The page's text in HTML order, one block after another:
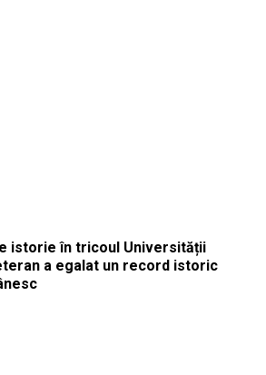
istorie în tricoul Universității
a egalat un record istoric